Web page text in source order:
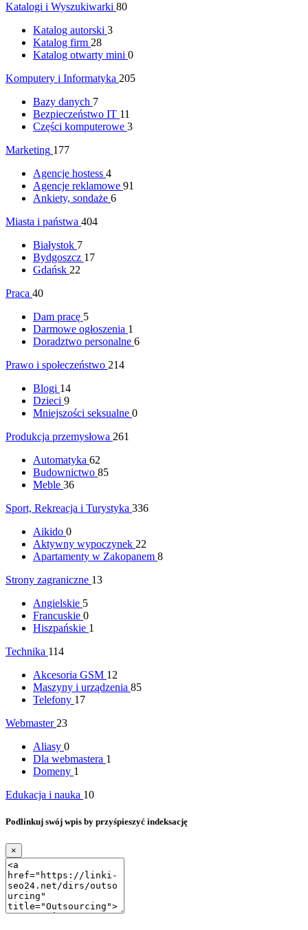
Katalogi i Wyszukiwarki 80
Katalog autorski 3
Katalog firm 28
Katalog otwarty mini 0
Komputery i Informatyka 205
Bazy danych 7
Bezpieczeństwo IT 11
Części komputerowe 3
Marketing 177
Agencje hostess 4
Agencje reklamowe 91
Ankiety, sondaże 6
Miasta i państwa 404
Białystok 7
Bydgoszcz 17
Gdańsk 22
Praca 40
Dam pracę 5
Darmowe ogłoszenia 1
Doradztwo personalne 6
Prawo i społeczeństwo 214
Blogi 14
Dzieci 9
Mniejszości seksualne 0
Produkcja przemysłowa 261
Automatyka 62
Budownictwo 85
Meble 36
Sport, Rekreacja i Turystyka 336
Aikido 0
Aktywny wypoczynek 22
Apartamenty w Zakopanem 8
Strony zagraniczne 13
Angielskie 5
Francuskie 0
Hiszpańskie 1
Technika 114
Akcesoria GSM 12
Maszyny i urządzenia 85
Telefony 17
Webmaster 23
Aliasy 0
Dla webmastera 1
Domeny 1
Edukacja i nauka 10
Podlinkuj swój wpis by przyśpieszyć indeksację
×